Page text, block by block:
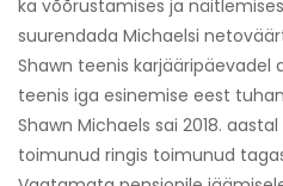
ka võõrustamises ja
suurendada Michaelsi
Shawn teenis karjääripäevadel
teenis iga esinemise eest
Shawn Michaels sai 2018.
toimunud ringis toimunud